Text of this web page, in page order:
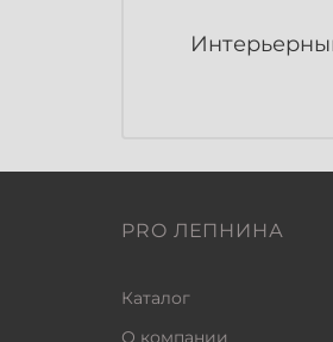
PRO ЛЕПНИНА
Каталог
О компании